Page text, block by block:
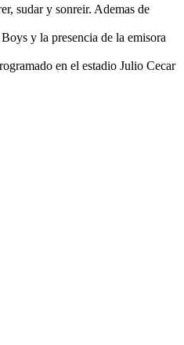
sudar y sonreir. Ademas de
y la presencia de la emisora
en el estadio Julio Cecar